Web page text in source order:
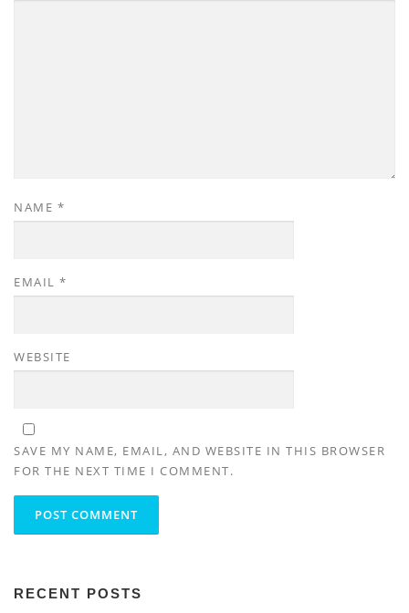
NAME *
EMAIL *
WEBSITE
SAVE MY NAME, EMAIL, AND WEBSITE IN THIS BROWSER
FOR THE NEXT TIME I COMMENT.
RECENT POSTS